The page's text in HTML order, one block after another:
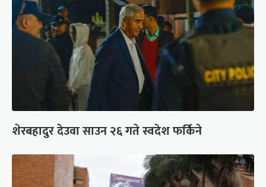
शेरबहादुर देउवा साउन २६ गते स्वदेश फर्किने